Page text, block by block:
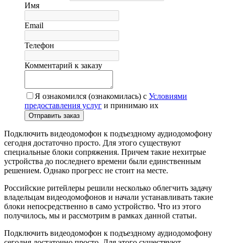
Имя
Email
Телефон
Комментарий к заказу
Я ознакомился (ознакомилась) с Условиями
предоставления услуг и принимаю их
Подключить видеодомофон к подъездному аудиодомофону
сегодня достаточно просто. Для этого существуют
специальные блоки сопряжения. Причем такие нехитрые
устройства до последнего времени были единственным
решением. Однако прогресс не стоит на месте.
Российские ритейлеры решили несколько облегчить задачу
владельцам видеодомофонов и начали устанавливать такие
блоки непосредственно в само устройство. Что из этого
получилось, мы и рассмотрим в рамках данной статьи.
Подключить видеодомофон к подъездному аудиодомофону